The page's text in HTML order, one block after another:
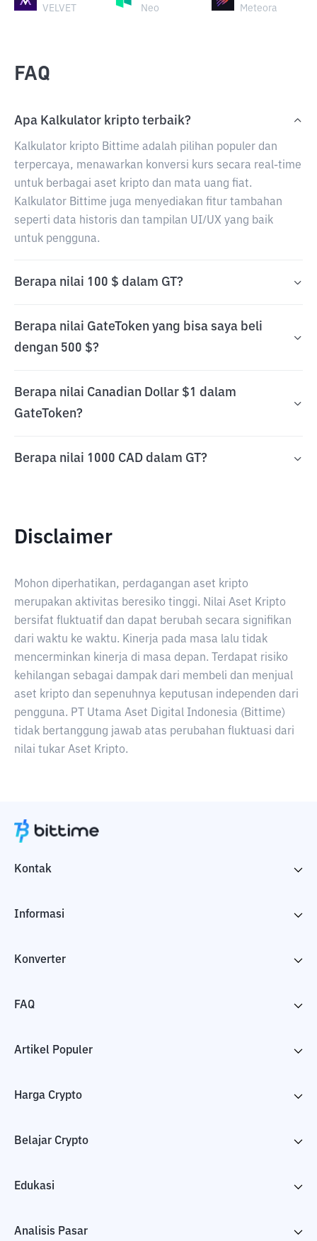
VELVET Neo Meteora
FAQ
Apa Kalkulator kripto terbaik?
Kalkulator kripto Bittime adalah pilihan populer dan
terpercaya, menawarkan konversi kurs secara real-time
untuk berbagai aset kripto dan mata uang fiat.
Kalkulator Bittime juga menyediakan fitur tambahan
seperti data historis dan tampilan UI/UX yang baik
untuk pengguna.
Berapa nilai 100 $ dalam GT?
Berapa nilai GateToken yang bisa saya beli
dengan 500 $?
Berapa nilai Canadian Dollar $1 dalam
GateToken?
Berapa nilai 1000 CAD dalam GT?
Disclaimer
Mohon diperhatikan, perdagangan aset kripto
merupakan aktivitas beresiko tinggi. Nilai Aset Kripto
bersifat fluktuatif dan dapat berubah secara signifikan
dari waktu ke waktu. Kinerja pada masa lalu tidak
mencerminkan kinerja di masa depan. Terdapat risiko
kehilangan sebagai dampak dari membeli dan menjual
aset kripto dan sepenuhnya keputusan independen dari
pengguna. PT Utama Aset Digital Indonesia (Bittime)
tidak bertanggung jawab atas perubahan fluktuasi dari
nilai tukar Aset Kripto.
Kontak
Informasi
Konverter
FAQ
Artikel Populer
Harga Crypto
Belajar Crypto
Edukasi
Analisis Pasar